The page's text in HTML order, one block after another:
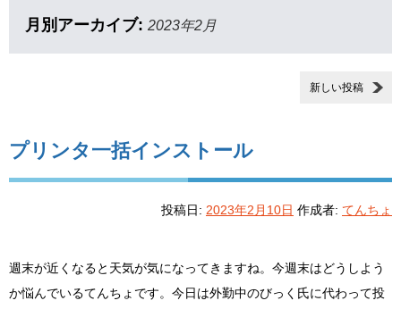
月別アーカイブ: 2023年2月
新しい投稿
プリンタ一括インストール
投稿日: 2023年2月10日 作成者: てんちょ
週末が近くなると天気が気になってきますね。今週末はどうしよう
か悩んでいるてんちょです。今日は外勤中のびっく氏に代わって投